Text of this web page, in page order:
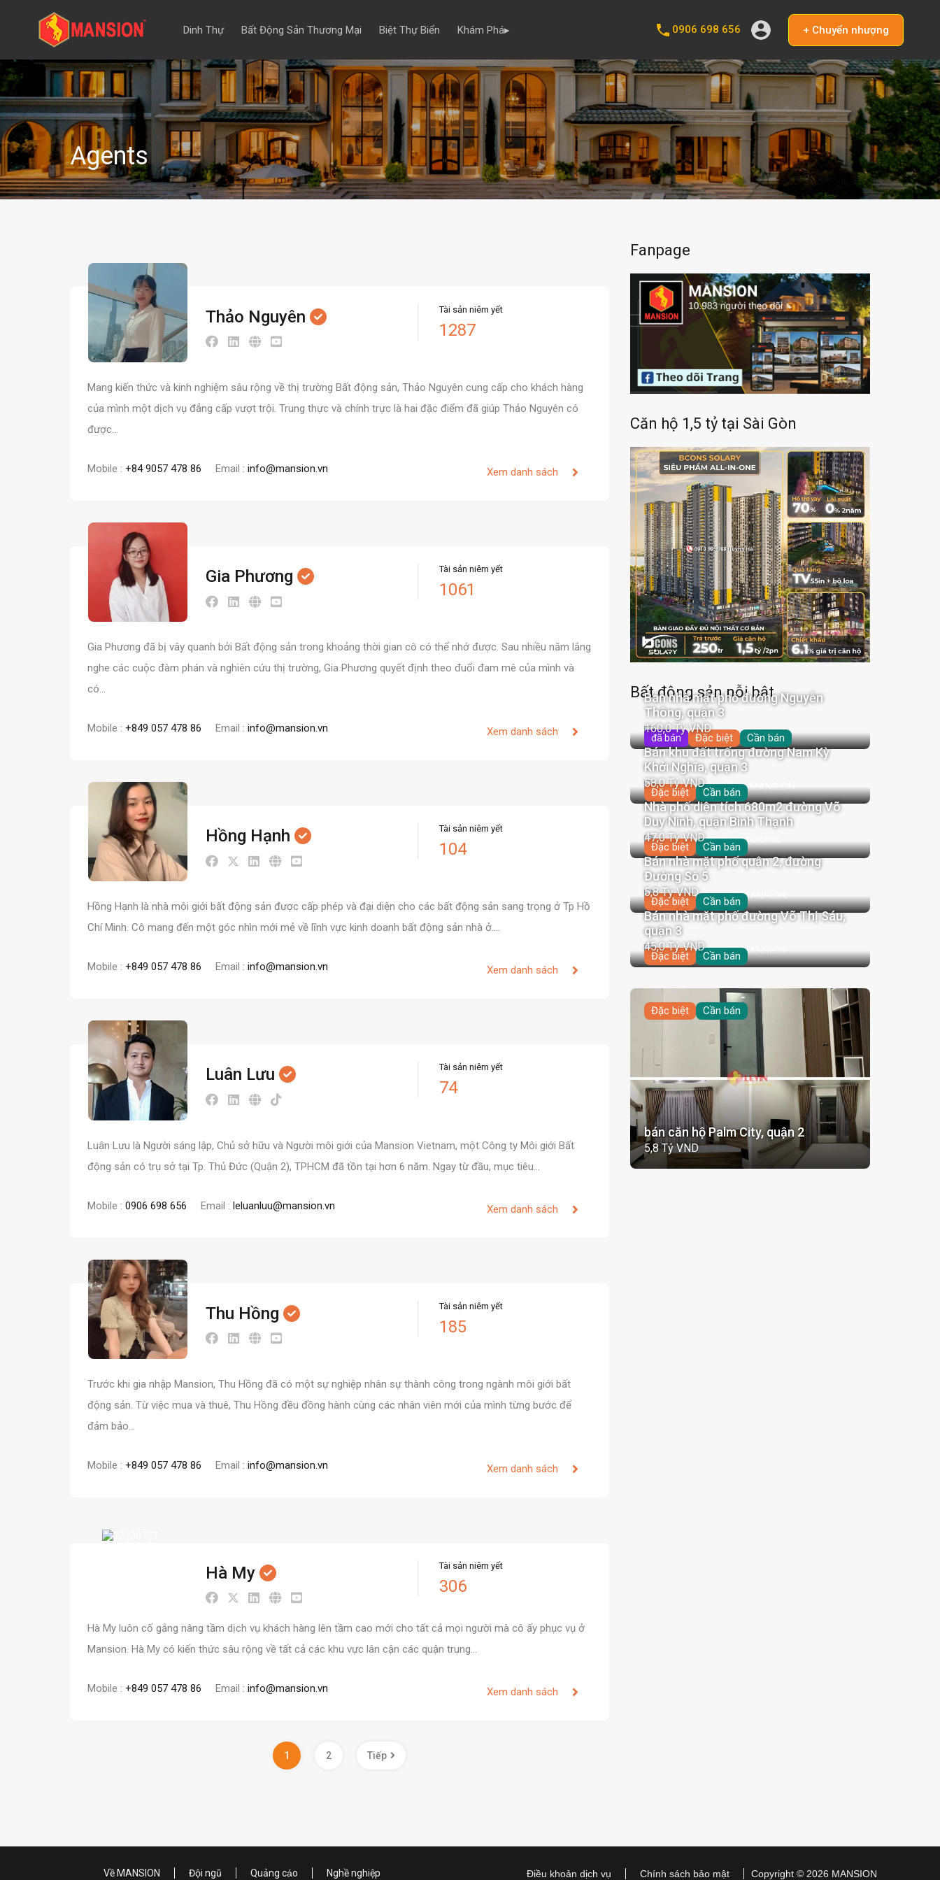
Dinh Thự Bất Động Sản Thương Mại Biệt Thự Biển Khám Phá▸ 0906 698 656 + Chuyển nhượng
Agents
Thảo Nguyên Tài sản niêm yết
1287
Mang kiến ​​thức và kinh nghiệm sâu rộng về thị trường Bất động sản, Thảo Nguyên cung cấp cho khách hàng
của mình một dịch vụ đẳng cấp vượt trội. Trung thực và chính trực là hai đặc điểm đã giúp Thảo Nguyên có
được…
Mobile : +84 9057 478 86 Email : info@mansion.vn Xem danh sách
Gia Phương Tài sản niêm yết
1061
Gia Phương đã bị vây quanh bởi Bất động sản trong khoảng thời gian cô có thể nhớ được. Sau nhiều năm lắng
nghe các cuộc đàm phán và nghiên cứu thị trường, Gia Phương quyết định theo đuổi đam mê của mình và
có…
Mobile : +849 057 478 86 Email : info@mansion.vn Xem danh sách
Hồng Hạnh Tài sản niêm yết
104
Hồng Hạnh là nhà môi giới bất động sản được cấp phép và đại diện cho các bất động sản sang trọng ở Tp Hồ
Chí Minh. Cô mang đến một góc nhìn mới mẻ về lĩnh vực kinh doanh bất động sản nhà ở.…
Mobile : +849 057 478 86 Email : info@mansion.vn Xem danh sách
Luân Lưu Tài sản niêm yết
74
Luân Lưu là Người sáng lập, Chủ sở hữu và Người môi giới của Mansion Vietnam, một Công ty Môi giới Bất
động sản có trụ sở tại Tp. Thủ Đức (Quận 2), TPHCM đã tồn tại hơn 6 năm. Ngay từ đầu, mục tiêu…
Mobile : 0906 698 656 Email : leluanluu@mansion.vn Xem danh sách
Thu Hồng Tài sản niêm yết
185
Trước khi gia nhập Mansion, Thu Hồng đã có một sự nghiệp nhân sự thành công trong ngành môi giới bất
động sản. Từ việc mua và thuê, Thu Hồng đều đồng hành cùng các nhân viên mới của mình từng bước để
đảm bảo…
Mobile : +849 057 478 86 Email : info@mansion.vn Xem danh sách
Hà My Tài sản niêm yết
306
Hà My luôn cố gắng nâng tầm dịch vụ khách hàng lên tầm cao mới cho tất cả mọi người mà cô ấy phục vụ ở
Mansion. Hà My có kiến ​​thức sâu rộng về tất cả các khu vực lân cận các quận trung…
Mobile : +849 057 478 86 Email : info@mansion.vn Xem danh sách
1 2 Tiếp
Fanpage
Căn hộ 1,5 tỷ tại Sài Gòn
Bất động sản nỗi bật
đã bán Đặc biệt Cần bán
Bán nhà mặt phố đường Nguyễn
Thông, quận 3
160,0 Tỷ VND
Đặc biệt Cần bán
Bán khu đất trống đường Nam Kỳ
Khởi Nghĩa, quận 3
58,0 Tỷ VND
Đặc biệt Cần bán
Nhà phố diện tích 680m2 đường Võ
Duy Ninh, quận Bình Thạnh
47,0 Tỷ VND
Đặc biệt Cần bán
Bán nhà mặt phố quận 2, đường
Đường Số 5
5,8 Tỷ VND
Đặc biệt Cần bán
Bán nhà mặt phố đường Võ Thị Sáu,
quận 3
45,0 Tỷ VND
Đặc biệt Cần bán
bán căn hộ Palm City, quận 2
5,8 Tỷ VND
Về MANSION Đội ngũ Quảng cáo Nghề nghiệp Điều khoản dịch vụ Chính sách bảo mật Copyright © 2026 MANSION